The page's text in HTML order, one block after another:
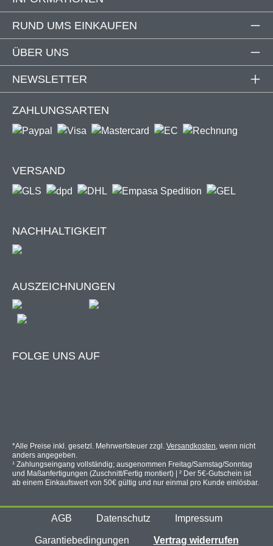
Feder und Unterlegscheiben)
Farbe: silber
Lichtschachtabdeckung nicht im Lieferumfang
Perfekt zum Nachrüsten!
Markt gängigen Kellerschachtabdeckungen, bei
denen die Profile eine Nut mit den folgenden
Öffnung der Nut zum Durchstecken des
Für die Befestigung an Gitterrosten mit einer
maximalen Höhe von 20 mm geeignet. Der
vormontierte Schnellspanner darf nicht
einwandfreie Montage gewährleitet werden kann.
RUND UMS EINKAUFEN
ÜBER UNS
NEWSLETTER
ZAHLUNGSARTEN
VERSAND
NACHHALTIGKEIT
AUSZEICHNUNGEN
FOLGE UNS AUF
*Alle Preise inkl. gesetzl. Mehrwertsteuer zzgl. Versandkosten, wenn nicht
anders angegeben.
¹ Zahlungseingang vollständig; ausgenommen Freitag/Samstag/Sonntag
und Maßanfertigungen (Zuschnitt/Fertig montiert) | ² Der 5€-Gutschein ist
ab einem Einkaufswert von 50€ gültig und nur einmal pro Kunde einlösbar.
AGB Datenschutz Impressum
Garantiebedingungen Vertrag widerrufen